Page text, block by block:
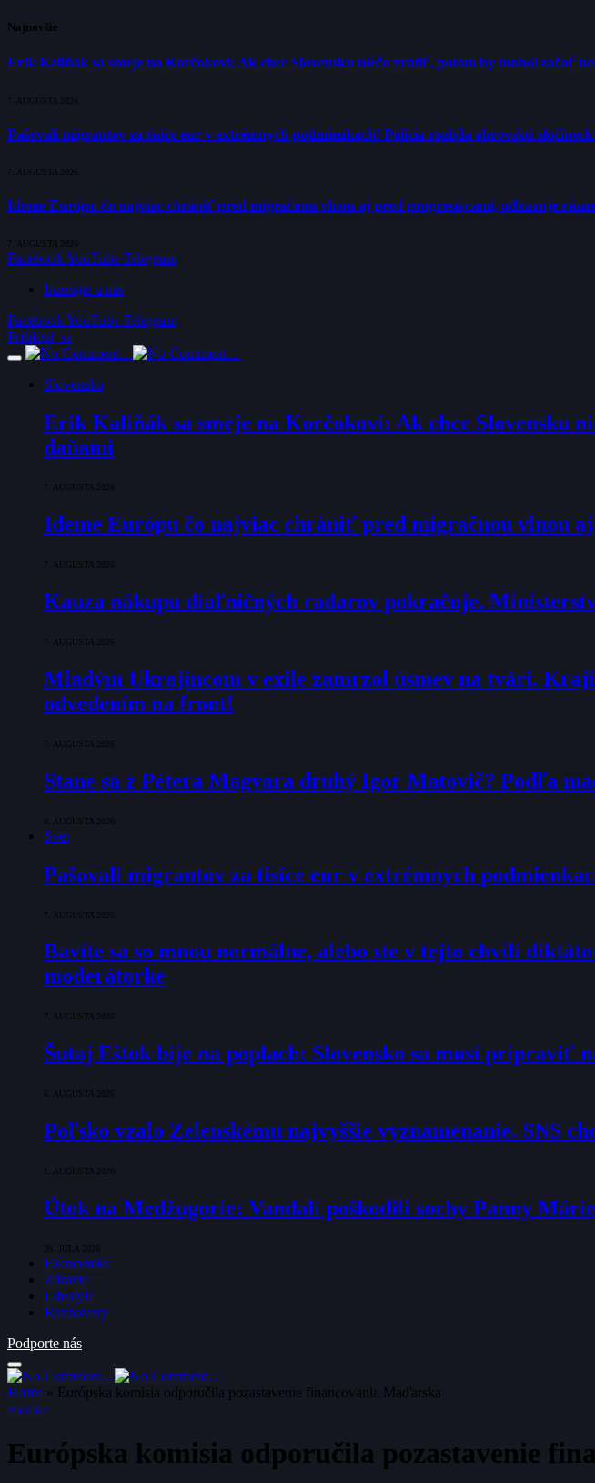
Najnovšie
Erik Kaliňák sa smeje na Korčokovi: Ak chce Slovensku niečo vrátiť, potom by mohol začať
7. AUGUSTA 2026
Pašovali migrantov za tisíce eur v extrémnych podmienkach! Polícia rozbila obrovskú
7. AUGUSTA 2026
Ideme Európu čo najviac chrániť pred migračnou vlnou aj pred progresívcami, odkazuje
7. AUGUSTA 2026
FacebookYouTube Telegram
Inzerujte u nás
FacebookYouTube Telegram
Prihlásiť sa
Slovensko
Erik Kaliňák sa smeje na Korčokovi: Ak chce Slovensku
daňami
7. AUGUSTA 2026
Ideme Európu čo najviac chrániť pred migračnou vlnou
7. AUGUSTA 2026
Kauza nákupu diaľničných radarov pokračuje.
7. AUGUSTA 2026
Mladým Ukrajincom v exile zamrzol úsmev na tvári.
odvedením na front!
7. AUGUSTA 2026
Stane sa z Pétera Magyara druhý Igor Matovič? Podľa
6. AUGUSTA 2026
Svet
Pašovali migrantov za tisíce eur v extrémnych
7. AUGUSTA 2026
Bavíte sa so mnou normálne, alebo ste v tejto chvíli
moderátorke
7. AUGUSTA 2026
Šutaj Eštok bije na poplach: Slovensko sa musí pripraviť
6. AUGUSTA 2026
Poľsko vzalo Zelenskému najvyššie vyznamenanie. SNS
1. AUGUSTA 2026
Útok na Medžugorie: Vandali poškodili sochy Panny
28. JÚLA 2026
Ekonomika
Zdravie
Lifestyle
Rozhovory
Podporte nás
Home » Európska komisia odporučila pozastavenie financovania Maďarska
POLITIKA
Európska komisia odporučila pozastavenie